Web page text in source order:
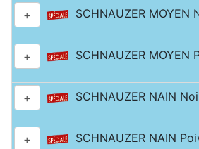
+ SCHNAUZER
+ SCHNAUZER
+ SCHNAUZER NAIN
+ SCHNAUZER NAIN